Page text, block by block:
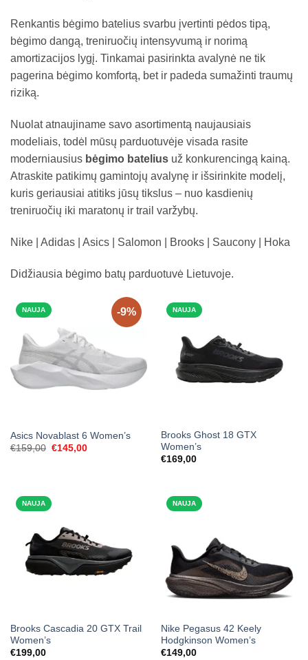
Renkantis bėgimo batelius svarbu įvertinti pėdos tipą,
bėgimo dangą, treniruočių intensyvumą ir norimą
amortizacijos lygį. Tinkamai pasirinkta avalynė ne tik
pagerina bėgimo komfortą, bet ir padeda sumažinti traumų
riziką.
Nuolat atnaujiname savo asortimentą naujausiais
modeliais, todėl mūsų parduotuvėje visada rasite
moderniausius bėgimo batelius už konkurencingą kainą.
Atraskite patikimų gamintojų avalynę ir išsirinkite modelį,
kuris geriausiai atitiks jūsų tikslus – nuo kasdienių
treniruočių iki maratonų ir trail varžybų.
Nike | Adidas | Asics | Salomon | Brooks | Saucony | Hoka
Didžiausia bėgimo batų parduotuvė Lietuvoje.
-9%
NAUJA
Asics Novablast 6 Women’s
€159,00 Original
€145,00Current
NAUJA
Brooks Ghost 18 GTX
Women’s
€169,00
NAUJA
Brooks Cascadia 20 GTX Trail
Women’s
€199,00
NAUJA
Nike Pegasus 42 Keely
Hodgkinson Women’s
€149,00